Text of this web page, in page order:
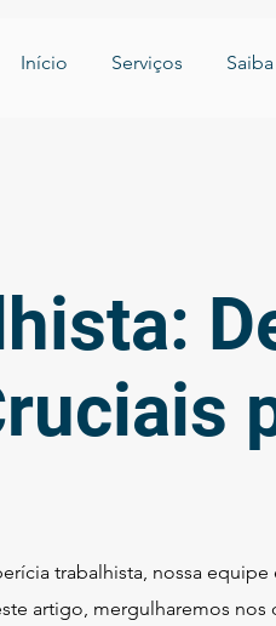
Início Serviços
trabalhista, nossa
artigo, mergulharemos